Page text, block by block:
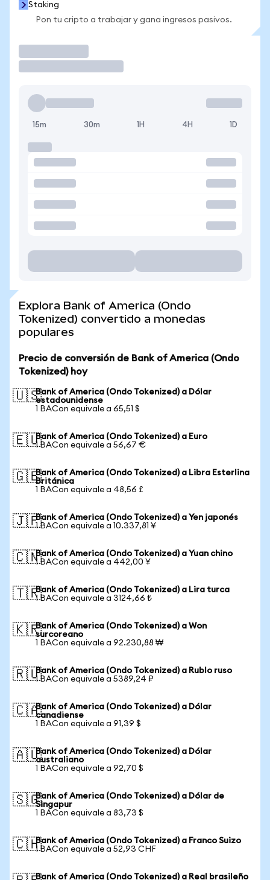
Staking
Pon tu cripto a trabajar y gana ingresos pasivos.
15m 30m 1H 4H 1D
Explora Bank of America (Ondo
Tokenized) convertido a monedas
populares
Precio de conversión de Bank of America (Ondo
Tokenized) hoy
🇺🇸Bank of America (Ondo Tokenized) a Dólar
estadounidense
1 BACon equivale a 65,51 $
🇪🇺Bank of America (Ondo Tokenized) a Euro
1 BACon equivale a 56,67 €
🇬🇧Bank of America (Ondo Tokenized) a Libra Esterlina
Británica
1 BACon equivale a 48,56 £
🇯🇵Bank of America (Ondo Tokenized) a Yen japonés
1 BACon equivale a 10.337,81 ¥
🇨🇳Bank of America (Ondo Tokenized) a Yuan chino
1 BACon equivale a 442,00 ¥
🇹🇷Bank of America (Ondo Tokenized) a Lira turca
1 BACon equivale a 3124,66 ₺
🇰🇷Bank of America (Ondo Tokenized) a Won
surcoreano
1 BACon equivale a 92.230,88 ₩
🇷🇺Bank of America (Ondo Tokenized) a Rublo ruso
1 BACon equivale a 5389,24 ₽
🇨🇦Bank of America (Ondo Tokenized) a Dólar
canadiense
1 BACon equivale a 91,39 $
🇦🇺Bank of America (Ondo Tokenized) a Dólar
australiano
1 BACon equivale a 92,70 $
🇸🇬Bank of America (Ondo Tokenized) a Dólar de
Singapur
1 BACon equivale a 83,73 $
🇨🇭Bank of America (Ondo Tokenized) a Franco Suizo
1 BACon equivale a 52,93 CHF
Bank of America (Ondo Tokenized) a Real brasileño